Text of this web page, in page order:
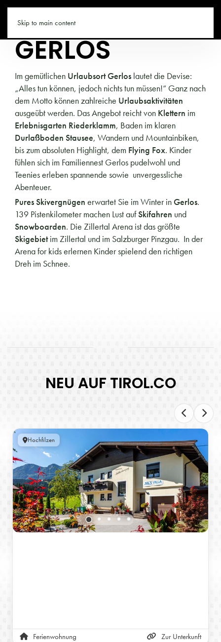
Skip to main content
TIROL.CO
GERLOS
Im gemütlichen Urlaubsort Gerlos lautet die Devise:
„Alles tun können, jedoch nichts tun müssen!“ Ganz nach
dem Motto können zahlreiche Urlaubsaktivitäten
ausgeübt werden. Das Angebot reicht von Klettern im
Erlebnisgarten Riederklamm, Baden im klaren
Durlaßboden Stausee, Wandern und Mountainbiken,
bis zum absoluten Highlight, dem Flying Fox. Kinder
fühlen sich im Familiennest Gerlos pudelwohl und
Teenies erleben spannende sowie unvergessliche
Abenteuer.
Pures Skivergnügen erwartet Sie im Winter in Gerlos.
139 Pistenkilometer machen Lust aufSkifahren und
Snowboarden. Die Zillertal Arena ist das größte
Skigebietim Zillertal und im Salzburger Pinzgau. In der
Arena for kids erlernen Kinder spielend den richtigen
Dreh im Schnee.
NEU AUF TIROL.CO
Hochfilzen
Ferienwohnung Zur Unterkunft